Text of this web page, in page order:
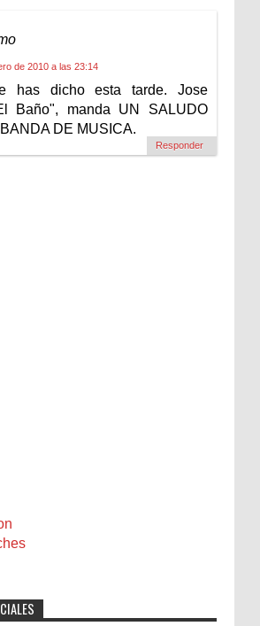
de 2010 a las 23:14
has dicho esta tarde. Jose
Baño", manda UN SALUDO
DE MUSICA.
Responder